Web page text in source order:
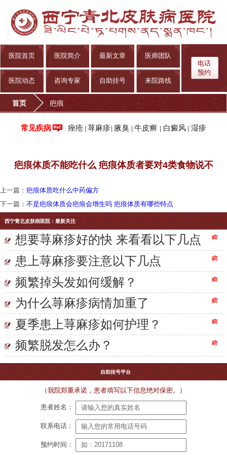
医院首页 医院简介 最新文章 医师团队
医院动态 咨询专家 自助挂号 来院路线
电话
预约
首页 疤痕
常见疾病 痤疮 荨麻疹 腋臭 牛皮癣 白癜风 湿疹
疤痕体质不能吃什么 疤痕体质者要对4类食物说不
上一篇： 疤痕体质吃什么中药偏方
下一篇： 不是疤痕体质会疤痕会增生吗 疤痕体质有哪些特点
西宁青北皮肤病医院：最新关注
想要荨麻疹好的快 来看看以下几点
患上荨麻疹要注意以下几点
频繁掉头发如何缓解？
为什么荨麻疹病情加重了
夏季患上荨麻疹如何护理？
频繁脱发怎么办？
自助挂号平台
（我院郑重承诺，患者填写以下信息绝对保密。）
患者姓名：
联系电话：
预约时间：